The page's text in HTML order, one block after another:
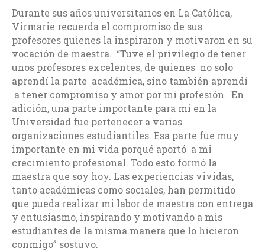
Durante sus años universitarios en La Católica,
Virmarie recuerda el compromiso de sus
profesores quienes la inspiraron y motivaron en su
vocación de maestra. “Tuve el privilegio de tener
unos profesores excelentes, de quienes no solo
aprendí la parte académica, sino también aprendí
a tener compromiso y amor por mi profesión. En
adición, una parte importante para mí en la
Universidad fue pertenecer a varias
organizaciones estudiantiles. Esa parte fue muy
importante en mi vida porqué aportó a mi
crecimiento profesional. Todo esto formó la
maestra que soy hoy. Las experiencias vividas,
tanto académicas como sociales, han permitido
que pueda realizar mi labor de maestra con entrega
y entusiasmo, inspirando y motivando a mis
estudiantes de la misma manera que lo hicieron
conmigo” sostuvo.